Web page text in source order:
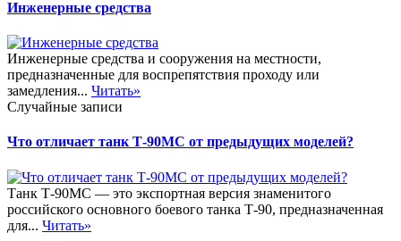
Инженерные средства
Инженерные средства и сооружения на местности,
предназначенные для воспрепятствия проходу или
замедления... Читать»
Случайные записи
Что отличает танк Т-90МС от предыдущих моделей?
Танк Т-90МС — это экспортная версия знаменитого
российского основного боевого танка Т-90, предназначенная
для... Читать»